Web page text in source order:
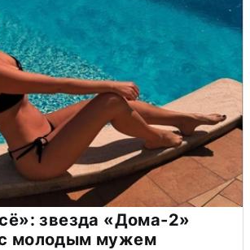
звезда «Дома-2»
молодым мужем